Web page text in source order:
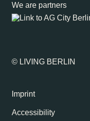
We are partners
© LIVING BERLIN
Imprint
Accessibility